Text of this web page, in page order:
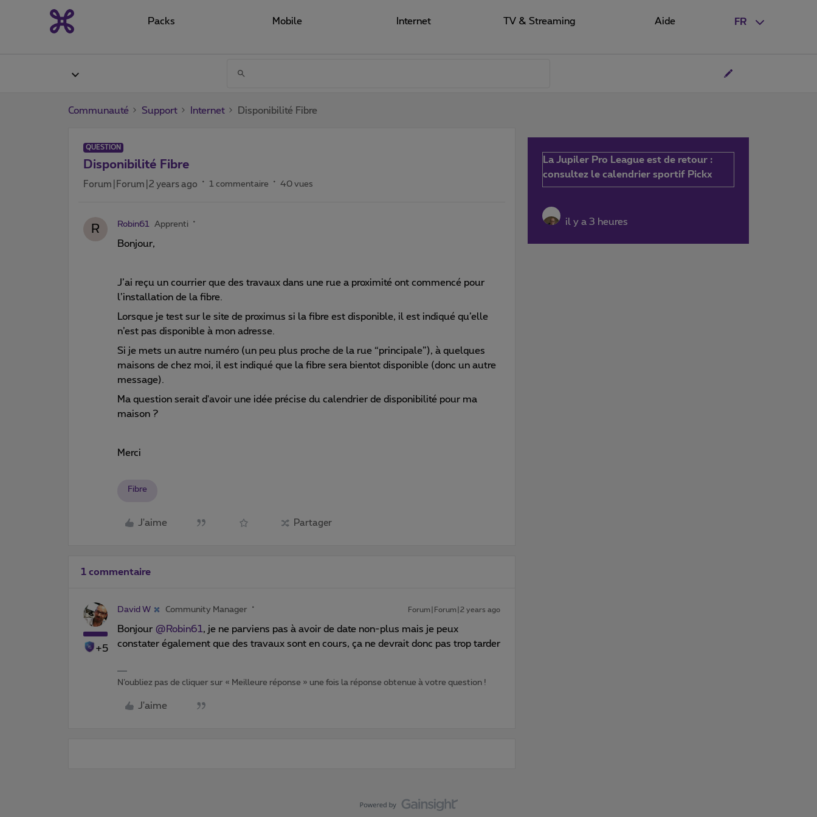
FR
Packs Mobile Internet TV & Streaming Aide
Communauté Support Internet Disponibilité Fibre
QUESTION
Disponibilité Fibre
Forum|Forum|2 years ago 1 commentaire 40 vues
R Robin61 Apprenti
Bonjour,
J’ai reçu un courrier que des travaux dans une rue a proximité ont commencé pour
l’installation de la fibre.
Lorsque je test sur le site de proximus si la fibre est disponible, il est indiqué qu’elle
n’est pas disponible à mon adresse.
Si je mets un autre numéro (un peu plus proche de la rue “principale”), à quelques
maisons de chez moi, il est indiqué que la fibre sera bientot disponible (donc un autre
message).
Ma question serait d'avoir une idée précise du calendrier de disponibilité pour ma
maison ?
Merci
Fibre
J'aime Partager
1 commentaire
+5
David W Community Manager Forum|Forum|2 years ago
Bonjour @Robin61, je ne parviens pas à avoir de date non-plus mais je peux
constater également que des travaux sont en cours, ça ne devrait donc pas trop tarder
N’oubliez pas de cliquer sur « Meilleure réponse » une fois la réponse obtenue à votre question !
J'aime
La Jupiler Pro League est de retour :
consultez le calendrier sportif Pickx
il y a 3 heures